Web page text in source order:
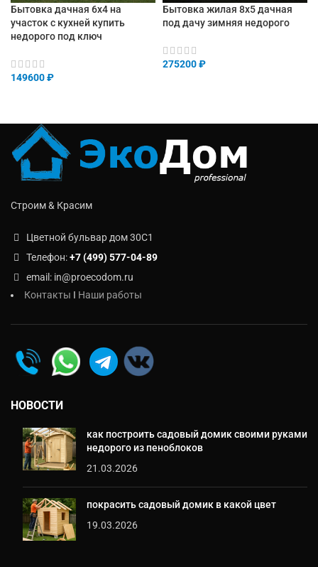
Бытовка дачная 6х4 на
участок с кухней купить
недорого под ключ
149600₽
Бытовка жилая 8х5 дачная
под дачу зимняя недорого
275200₽
Строим & Красим
Цветной бульвар дом 30C1
Телефон:+7 (499) 577-04-89
email: in@proecodom.ru
Контакты I Наши работы
НОВОСТИ
как построить садовый домик своими руками
недорого из пеноблоков
21.03.2026
покрасить садовый домик в какой цвет
19.03.2026